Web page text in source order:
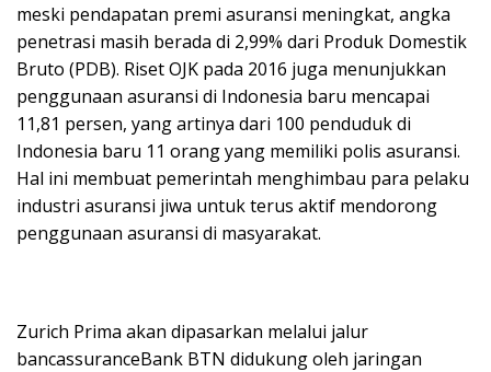
meski pendapatan premi asuransi meningkat, angka
penetrasi masih berada di 2,99% dari Produk Domestik
Bruto (PDB). Riset OJK pada 2016 juga menunjukkan
penggunaan asuransi di Indonesia baru mencapai
11,81 persen, yang artinya dari 100 penduduk di
Indonesia baru 11 orang yang memiliki polis asuransi.
Hal ini membuat pemerintah menghimbau para pelaku
industri asuransi jiwa untuk terus aktif mendorong
penggunaan asuransi di masyarakat.
Zurich Prima akan dipasarkan melalui jalur
bancassuranceBank BTN didukung oleh jaringan